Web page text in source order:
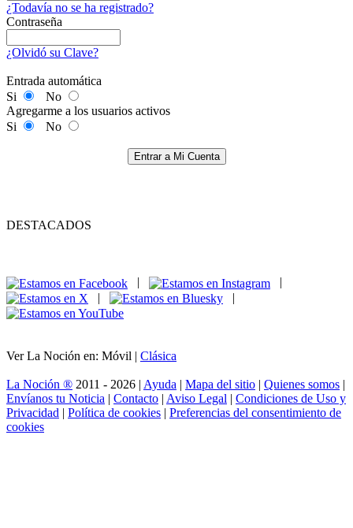
¿Todavía no se ha registrado?
Contraseña
¿Olvidó su Clave?
Entrada automática
Si
No
Agregarme a los usuarios activos
Si
No
Entrar a Mi Cuenta
DESTACADOS
|
|
Ver La Noción en: Móvil | Clásica
La Noción ® 2011 - 2026 | Ayuda | Mapa del sitio | Quienes somos |
Envíanos tu Noticia | Contacto | Aviso Legal | Condiciones de Uso y
Privacidad | Política de cookies | Preferencias del consentimiento de
cookies